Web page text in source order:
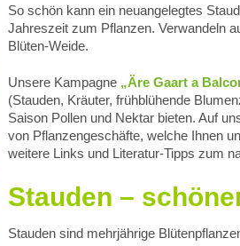
So schön kann ein neuangelegtes
Jahreszeit zum Pflanzen. Verwandeln
Blüten-Weide.
Unsere Kampagne „Äre Gaart a
(Stauden, Kräuter, frühblühende
Saison Pollen und Nektar bieten. Auf
von Pflanzengeschäfte, welche Ihnen
weitere Links und Literatur-Tipps zum
Stauden –
Stauden sind mehrjährige